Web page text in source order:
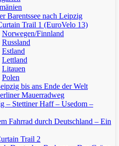
Barentssee nach Leipzig
Trail 1 (EuroVelo 13)
Norwegen/Finnland
Russland
Estland
Lettland
Litauen
Polen
bis ans Ende der Welt
Mauerradweg
– Stettiner Haff – Usedom –
Fahrrad durch Deutschland – Ein
Trail 2